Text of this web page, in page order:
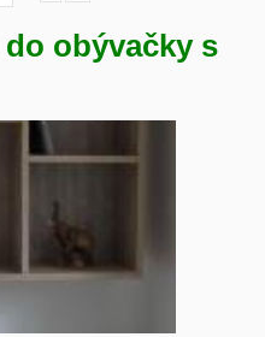
obývačky s